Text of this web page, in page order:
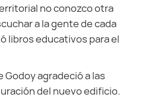
no conozco otra
a la gente de cada
libros educativos para el
agradeció a las
del nuevo edificio.